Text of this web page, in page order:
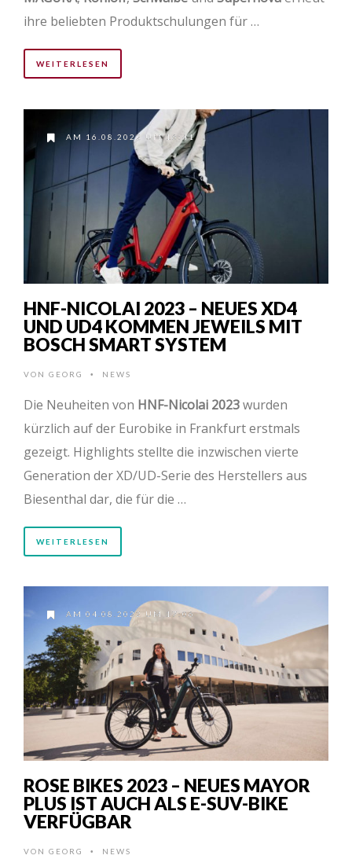
ihre beliebten Produktschulungen für …
WEITERLESEN
AM 16.08.2022 UM 16:41
HNF-NICOLAI 2023 – NEUES XD4
UND UD4 KOMMEN JEWEILS MIT
BOSCH SMART SYSTEM
VON GEORG • NEWS
Die Neuheiten von HNF-Nicolai 2023wurden
kürzlich auf der Eurobike in Frankfurt erstmals
gezeigt. Highlights stellte die inzwischen vierte
Generation der XD/UD-Serie des Herstellers aus
Biesenthal dar, die für die …
WEITERLESEN
AM 04.08.2022 UM 17:06
ROSE BIKES 2023 – NEUES MAYOR
PLUS IST AUCH ALS E-SUV-BIKE
VERFÜGBAR
VON GEORG • NEWS